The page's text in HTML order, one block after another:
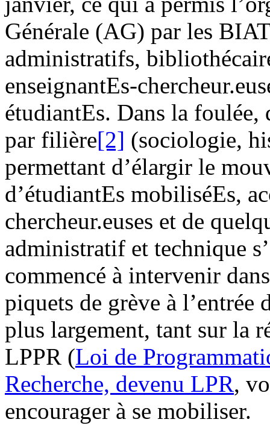
Générale (AG) par les
administratifs,
enseignantEs-
étudiantEs. Dans la foulée,
par filière[2] (sociologie,
permettant d’élargir le
d’étudiantEs mobiliséEs,
chercheur.euses et de
administratif et technique
commencé à intervenir
piquets de grève à l’entrée
plus largement, tant sur la
LPPR (Loi de
Recherche, devenu LPR,
encourager à se mobiliser.